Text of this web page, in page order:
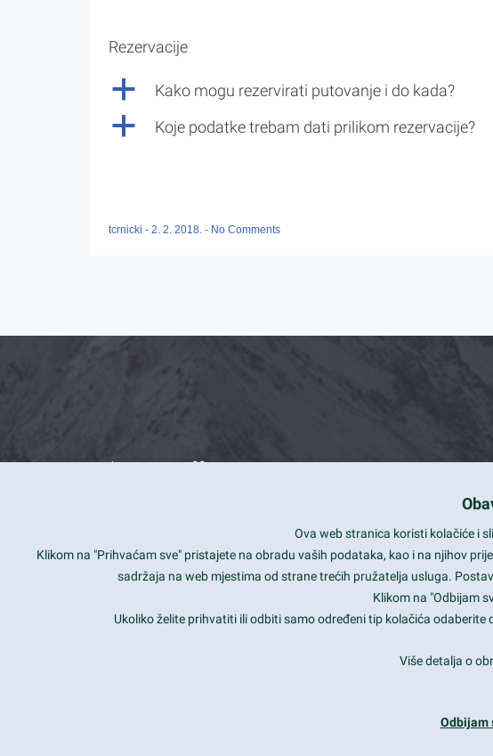
Rezervacije
a Kako mogu rezervirati putovanje i do kada?
a Koje podatke trebam dati prilikom rezervacije?
tcrnicki - 2. 2. 2018. - No Comments
What we offer
Is your website user friendly?
Ark offers weekly stunning designs.
Why our customers love Ark?
Smart and beautiful
Unlimited Eelements
Mobile ready
Ova web stranica koristi kolačiće i
Klikom na "Prihvaćam sve" pristajete na obradu vaših podataka, kao i na njihov
sadržaja na web mjestima od strane trećih pružatelja usluga.
Klikom na "Odbijam
Ukoliko želite prihvatiti ili odbiti samo određeni tip kolačića
Više detalja o
Odbijam